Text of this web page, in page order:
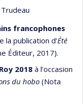
francophones
la publication d’Été
Éditeur, 2017).
2018à l’occasion
du hobo(Nota